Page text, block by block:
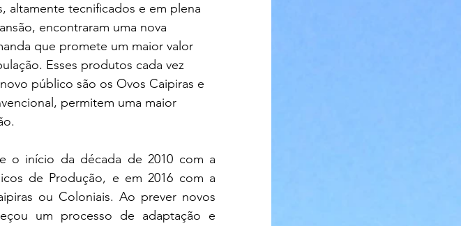
altamente tecnificados e em plena
encontraram uma nova
que promete um maior valor
Esses produtos cada vez
público são os Ovos Caipiras e
permitem uma maior
o início da década de 2010 com a
de Produção, e em 2016 com a
ou Coloniais. Ao prever novos
um processo de adaptação e